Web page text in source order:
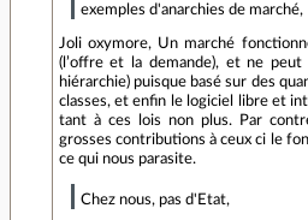
exemples d'anarchies de marché,
Joli oxymore, Un marché
(l’offre et la demande), et ne peut
hiérarchie) puisque basé sur des
classes, et enfin le logiciel libre et
tant à ces lois non plus. Par
grosses contributions à ceux ci le
ce qui nous parasite.
Chez nous, pas d'Etat,